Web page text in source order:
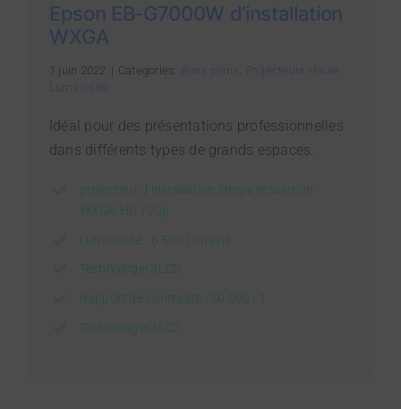
Epson EB-G7000W d’installation
WXGA
1 juin 2022 Categories: Bons plans
Projecteurs Haute
Luminosité
Idéal pour des présentations professionnelles
dans différents types de grands espaces.
projecteur d’installation lampe résolution
WXGA HD 720p
Luminosité : 6 500 Lumens
Technologie 3LCD
Rapport de contraste : 50 000 : 1
Technologie 3LCD